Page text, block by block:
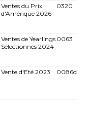
Ventes du Prix
d'Amérique 2026
0320
Ventes de Yearlings
Sélectionnés 2024
0063
Vente d'Eté 2023 0086d